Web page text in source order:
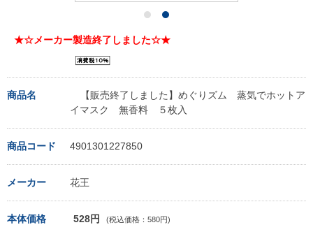
★☆メーカー製造終了しました☆★
商品名
【販売終了しました】めぐりズム 蒸気でホットア
イマスク 無香料 ５枚入
商品コード 4901301227850
メーカー 花王
本体価格 528円 (税込価格：580円)